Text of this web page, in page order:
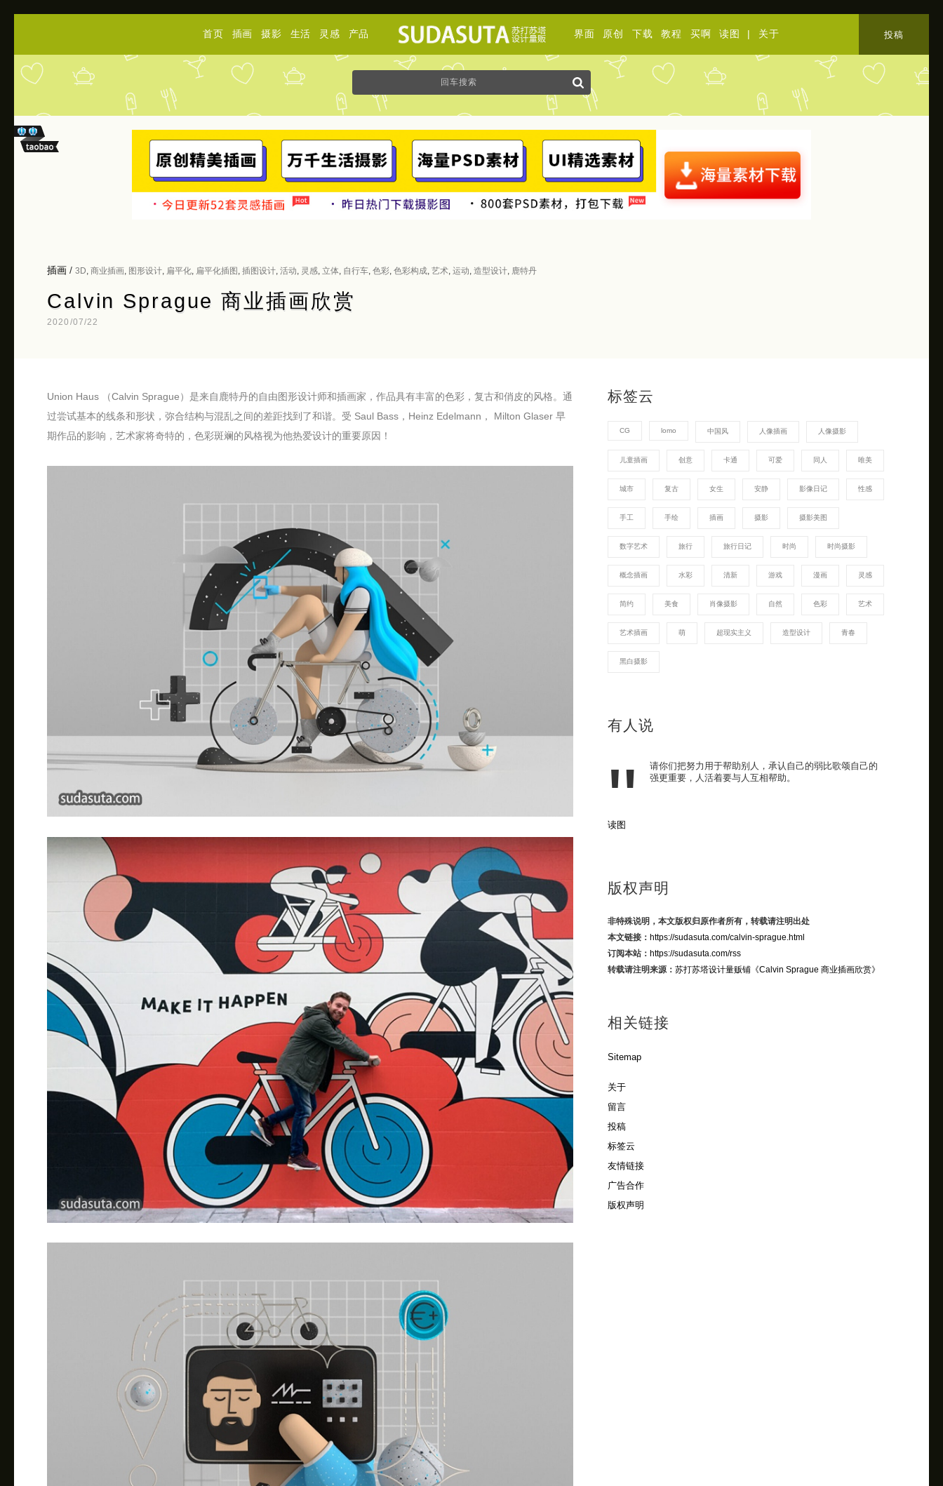
首页 插画 摄影 生活 灵感 产品 界面 原创 下载 教程 买啊 读图 | 关于 投稿
插画 / 3D 商业插画 图形设计 扁平化 扁平化插图 插图设计 活动 灵感 立体 自行车 色彩 色彩构成 艺术 运动 造型设计 鹿特丹
Calvin Sprague 商业插画欣赏
2020/07/22
Union Haus （Calvin Sprague）是来自鹿特丹的自由图形设计师和插画家，作品具有丰富的色彩，复古和俏皮的风格。通
过尝试基本的线条和形状，弥合结构与混乱之间的差距找到了和谐。受 Saul Bass，Heinz Edelmann， Milton Glaser 早
期作品的影响，艺术家将奇特的，色彩斑斓的风格视为他热爱设计的重要原因！
标签云
CG lomo 中国风 人像插画 人像摄影
儿童插画 创意 卡通 可爱 同人 唯美
城市 复古 女生 安静 影像日记 性感
手工 手绘 插画 摄影 摄影美图
数字艺术 旅行 旅行日记 时尚 时尚摄影
概念插画 水彩 清新 游戏 漫画 灵感
简约 美食 肖像摄影 自然 色彩 艺术
艺术插画 萌 超现实主义 造型设计 青春
黑白摄影
有人说
请你们把努力用于帮助别人，承认自己的弱比歌颂自己的
强更重要，人活着要与人互相帮助。
读图
版权声明
非特殊说明，本文版权归原作者所有，转载请注明出处
本文链接： https://sudasuta.com/calvin-sprague.html
订阅本站： https://sudasuta.com/rss
转载请注明来源： 苏打苏塔设计量贩铺《Calvin Sprague 商业插画欣赏》
相关链接
Sitemap
关于
留言
投稿
标签云
友情链接
广告合作
版权声明